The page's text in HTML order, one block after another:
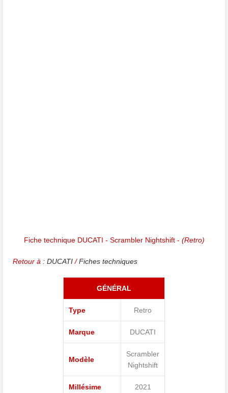
Fiche technique DUCATI - Scrambler Nightshift - (Retro)
Retour à :DUCATI/Fiches techniques
GÉNÉRAL
Type Retro
Marque DUCATI
Modèle
Scrambler
Nightshift
Millésime 2021